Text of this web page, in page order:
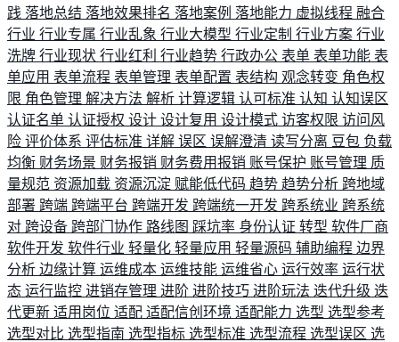
践 落地总结 落地效果排名 落地案例 落地能力 虚拟线程 融合
行业 行业专属 行业乱象 行业大模型 行业定制 行业方案 行业
洗牌 行业现状 行业红利 行业趋势 行政办公 表单 表单功能 表
单应用 表单流程 表单管理 表单配置 表结构 观念转变 角色权
限 角色管理 解决方法 解析 计算逻辑 认可标准 认知 认知误区
认证名单 认证授权 设计 设计复用 设计模式 访客权限 访问风
险 评价体系 评估标准 详解 误区 误解澄清 读写分离 豆包 负载
均衡 财务场景 财务报销 财务费用报销 账号保护 账号管理 质
量规范 资源加载 资源沉淀 赋能低代码 趋势 趋势分析 跨地域
部署 跨端 跨端平台 跨端开发 跨端统一开发 跨系统业 跨系统
对 跨设备 跨部门协作 路线图 踩坑率 身份认证 转型 软件厂商
软件开发 软件行业 轻量化 轻量应用 轻量源码 辅助编程 边界
分析 边缘计算 运维成本 运维技能 运维省心 运行效率 运行状
态 运行监控 进销存管理 进阶 进阶技巧 进阶玩法 迭代升级 迭
代更新 适用岗位 适配 适配信创环境 适配能力 选型 选型参考
选型对比 选型指南 选型指标 选型标准 选型流程 选型误区 选